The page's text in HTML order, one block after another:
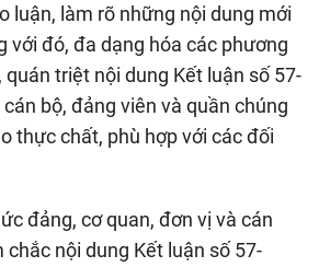
luận, làm rõ những nội dung mới
với đó, đa dạng hóa các phương
triệt nội dung Kết luận số 57-
bộ, đảng viên và quần chúng
thực chất, phù hợp với các đối
đảng, cơ quan, đơn vị và cán
chắc nội dung Kết luận số 57-